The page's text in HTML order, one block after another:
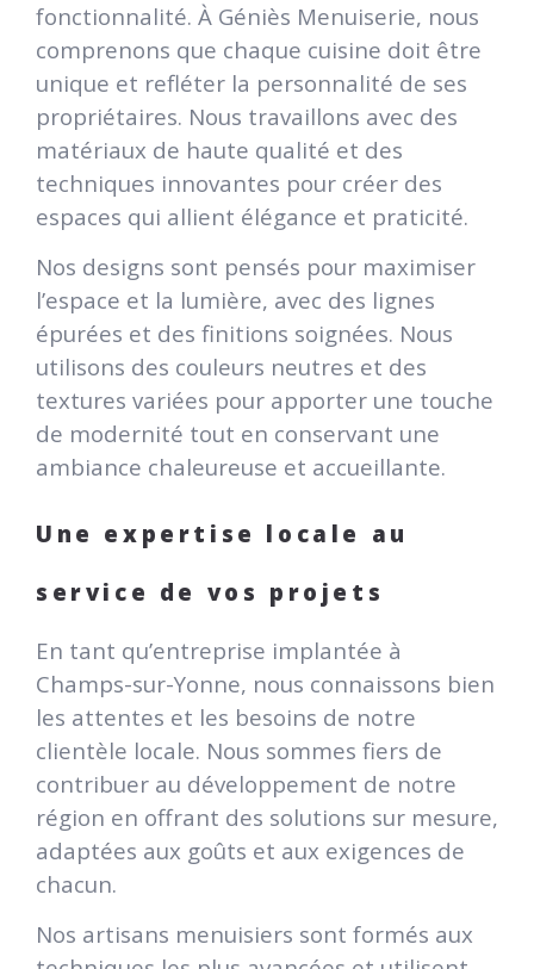
fonctionnalité. À Géniès Menuiserie, nous
comprenons que chaque cuisine doit être
unique et refléter la personnalité de ses
propriétaires. Nous travaillons avec des
matériaux de haute qualité et des
techniques innovantes pour créer des
espaces qui allient élégance et praticité.
Nos designs sont pensés pour maximiser
l’espace et la lumière, avec des lignes
épurées et des finitions soignées. Nous
utilisons des couleurs neutres et des
textures variées pour apporter une touche
de modernité tout en conservant une
ambiance chaleureuse et accueillante.
Une expertise locale au
service de vos projets
En tant qu’entreprise implantée à
Champs-sur-Yonne, nous connaissons bien
les attentes et les besoins de notre
clientèle locale. Nous sommes fiers de
contribuer au développement de notre
région en offrant des solutions sur mesure,
adaptées aux goûts et aux exigences de
chacun.
Nos artisans menuisiers sont formés aux